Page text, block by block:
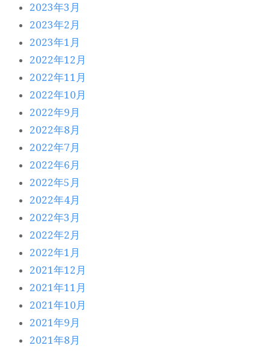
2023年3月
2023年2月
2023年1月
2022年12月
2022年11月
2022年10月
2022年9月
2022年8月
2022年7月
2022年6月
2022年5月
2022年4月
2022年3月
2022年2月
2022年1月
2021年12月
2021年11月
2021年10月
2021年9月
2021年8月